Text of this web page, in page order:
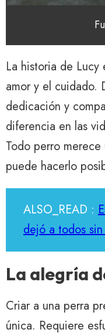
La historia de
amor y el cuidado.
dedicación y
diferencia en las
Todo perro
puede hacerlo
ALSO_READ :
dejó a todos
La alegría
Criar a una perra
única. Requiere